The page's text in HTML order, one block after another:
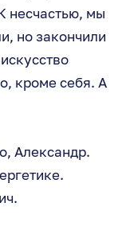
несчастью, мы
но закончили
кроме себя. А
Александр.